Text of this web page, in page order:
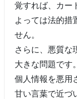
覚すれば、カー
よっては法的措
せん。
さらに、悪質な
大きな問題です
個人情報を悪用
甘い言葉で近づ